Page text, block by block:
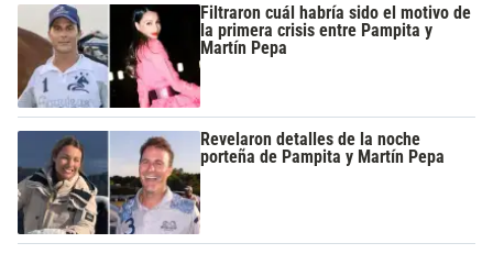
Filtraron cuál habría sido el motivo de
la primera crisis entre Pampita y
Martín Pepa
Revelaron detalles de la noche
porteña de Pampita y Martín Pepa